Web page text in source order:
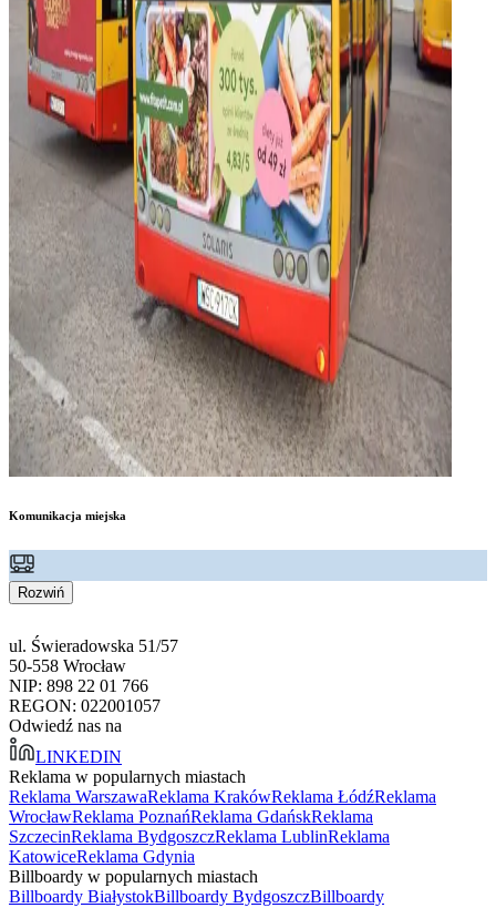
Komunikacja miejska
Rozwiń
ul. Świeradowska 51/57
50-558 Wrocław
NIP: 898 22 01 766
REGON: 022001057
Odwiedź nas na
LINKEDIN
Reklama w popularnych miastach
Reklama WarszawaReklama KrakówReklama ŁódźReklama
WrocławReklama PoznańReklama GdańskReklama
SzczecinReklama BydgoszczReklama LublinReklama
KatowiceReklama Gdynia
Billboardy w popularnych miastach
Billboardy BiałystokBillboardy BydgoszczBillboardy